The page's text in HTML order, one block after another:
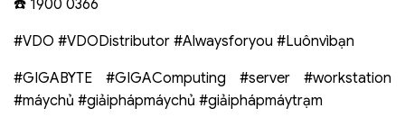
☎️ 1900 0366
#VDO #VDODistributor #Alwaysforyou #Luônvìbạn
#GIGABYTE #GIGAComputing #server #workstation
#máychủ #giảiphápmáychủ #giảiphápmáytrạm